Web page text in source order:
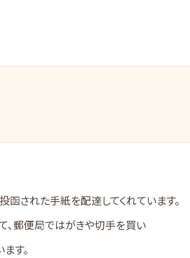
函された手紙を配達してくれています。
、郵便局ではがきや切手を買い
す。